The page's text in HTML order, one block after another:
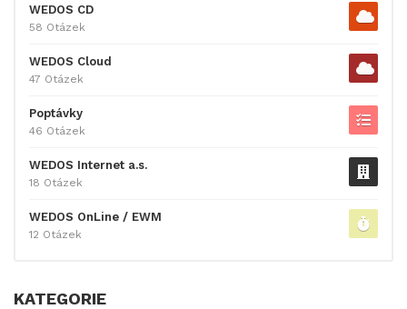
WEDOS CD
58 Otázek
WEDOS Cloud
47 Otázek
Poptávky
46 Otázek
WEDOS Internet a.s.
18 Otázek
WEDOS OnLine / EWM
12 Otázek
KATEGORIE